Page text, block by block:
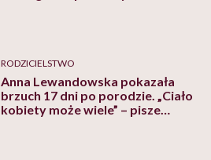
RODZICIELSTWO
Anna Lewandowska pokazała
brzuch 17 dni po porodzie. „Ciało
kobiety może wiele” – pisze